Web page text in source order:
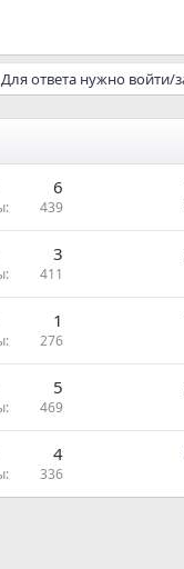
Для ответа нужно войти/
6
439
3
411
1
276
5
469
4
336